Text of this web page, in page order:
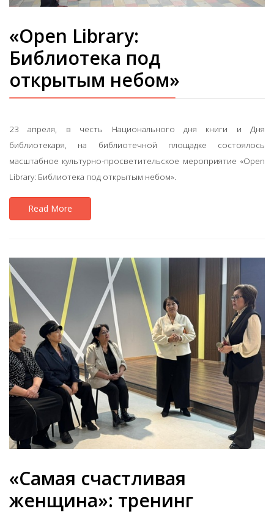
«Open Library:
Библиотека под
открытым небом»
23 апреля, в честь Национального дня книги и Дня
библиотекаря, на библиотечной площадке состоялось
масштабное культурно-просветительское мероприятие «Open
Library: Библиотека под открытым небом».
Read More
«Самая счастливая
женщина»: тренинг